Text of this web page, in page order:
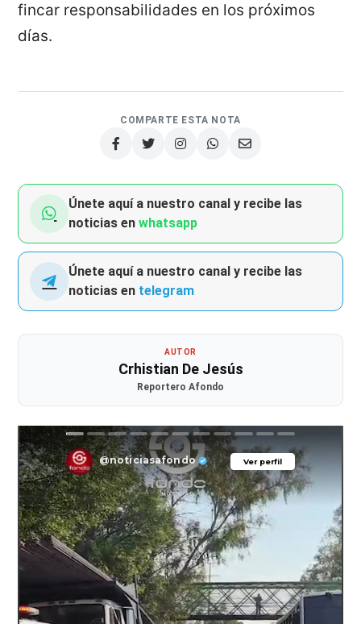
fincar responsabilidades en los próximos
días.
COMPARTE ESTA NOTA
Únete aquí a nuestro canal y recibe las
noticias enwhatsapp
Únete aquí a nuestro canal y recibe las
noticias en telegram
AUTOR
Crhistian De Jesús
Reportero Afondo
Ver perfil
@noticiasafondo Ver perfil